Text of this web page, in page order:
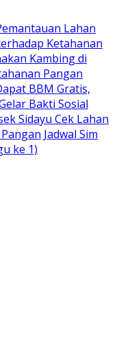
Lahan
Ketahanan
Kambing di
Pangan
BBM Gratis,
Bakti Sosial
Sidayu Cek Lahan
Jadwal Sim
ke 1)